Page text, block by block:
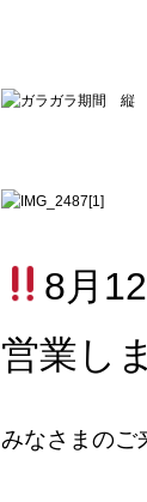
8月
営業し
みなさまのご